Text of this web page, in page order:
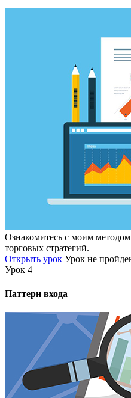
Ознакомитесь с моим
торговых стратегий.
Открыть урок Урок не
Урок 4
Паттерн входа